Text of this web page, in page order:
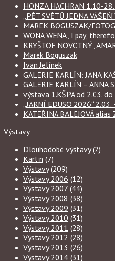
HONZA HACHRAN 1.10-
„PĚT SVĚTŮ JEDNA
MAREK BOGUSZAK/
WONA WENA „I pay,
KRYŠTOF NOVOTNÝ
Marek Boguszak
Ivan Jelínek
GALERIE KARLÍN: JANA
GALERIE KARLÍN – ANNA
výstava 1.KŠPA od 2.03.
„JARNÍ EDUSO 2026“
KATEŘINA BALEJOVÁ
Výstavy
Dlouhodobé výstavy(2)
Karlín (7)
Výstavy(209)
Výstavy 2006 (12)
Výstavy 2007 (44)
Výstavy 2008 (38)
Výstavy 2009 (31)
Výstavy 2010 (31)
Výstavy 2011 (28)
Výstavy 2012 (28)
Výstavy 2013 (26)
Výstavy 2014 (31)